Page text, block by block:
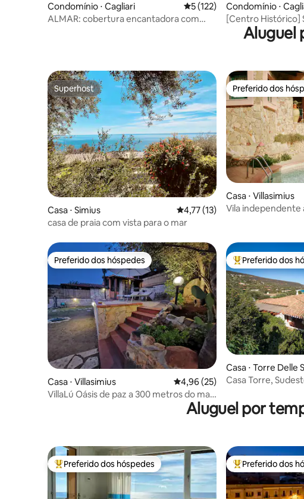
Condomínio ⋅ Cagliari 5 de uma avaliação média de
5 (122)
ALMAR: cobertura encantadora com
Condomínio ⋅
[Centro Histórico]
do Corso
Aluguel
Superhost
Superhost
Casa ⋅ Simius 4,77 de uma avaliação média de
4,77 (13)
casa de praia com vista para o mar
Preferido dos
Preferido dos
Casa ⋅ Villasimius
Vila independente
Preferido dos hóspedes
Preferido dos hóspedes
Casa ⋅ Villasimius 4,96 de uma avaliação média de
4,96 (25)
VillaLú Oásis de paz a 300 metros do mar
Entre os
Preferido dos
Casa ⋅ Torre Delle
agonis)
Casa Torre,
Aluguel por
Entre os melhores preferidos dos hóspedes
Preferido dos hóspedes Entre os
Preferido dos